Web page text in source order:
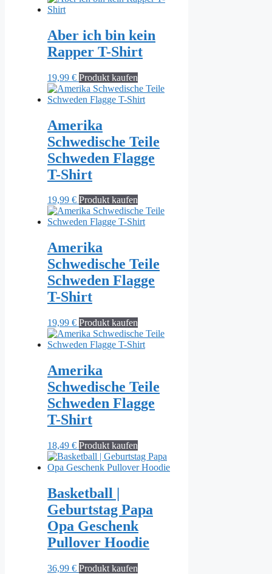
Aber ich bin kein
Rapper T-Shirt
19,99 € Produkt kaufen
Amerika
Schwedische Teile
Schweden Flagge
T-Shirt
19,99 € Produkt kaufen
Amerika
Schwedische Teile
Schweden Flagge
T-Shirt
19,99 € Produkt kaufen
Amerika
Schwedische Teile
Schweden Flagge
T-Shirt
18,49 € Produkt kaufen
Basketball |
Geburtstag Papa
Opa Geschenk
Pullover Hoodie
36,99 € Produkt kaufen